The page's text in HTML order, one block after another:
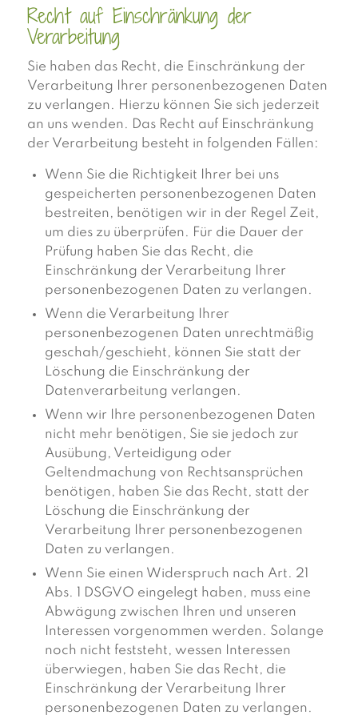
Recht auf Einschränkung der
Verarbeitung
Sie haben das Recht, die Einschränkung der
Verarbeitung Ihrer personenbezogenen Daten
zu verlangen. Hierzu können Sie sich jederzeit
an uns wenden. Das Recht auf Einschränkung
der Verarbeitung besteht in folgenden Fällen:
Wenn Sie die Richtigkeit Ihrer bei uns
gespeicherten personenbezogenen Daten
bestreiten, benötigen wir in der Regel Zeit,
um dies zu überprüfen. Für die Dauer der
Prüfung haben Sie das Recht, die
Einschränkung der Verarbeitung Ihrer
personenbezogenen Daten zu verlangen.
Wenn die Verarbeitung Ihrer
personenbezogenen Daten unrechtmäßig
geschah/geschieht, können Sie statt der
Löschung die Einschränkung der
Datenverarbeitung verlangen.
Wenn wir Ihre personenbezogenen Daten
nicht mehr benötigen, Sie sie jedoch zur
Ausübung, Verteidigung oder
Geltendmachung von Rechtsansprüchen
benötigen, haben Sie das Recht, statt der
Löschung die Einschränkung der
Verarbeitung Ihrer personenbezogenen
Daten zu verlangen.
Wenn Sie einen Widerspruch nach Art. 21
Abs. 1 DSGVO eingelegt haben, muss eine
Abwägung zwischen Ihren und unseren
Interessen vorgenommen werden. Solange
noch nicht feststeht, wessen Interessen
überwiegen, haben Sie das Recht, die
Einschränkung der Verarbeitung Ihrer
personenbezogenen Daten zu verlangen.